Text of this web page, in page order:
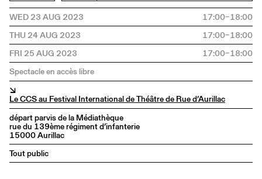
WED 23 AUG 2023
17:00–18:00
THU 24 AUG 2023
17:00–18:00
FRI 25 AUG 2023
17:00–18:00
Spectacle en accès libre
↘
Le CCS au Festival International de Théâtre de Rue d’Aurillac
départ parvis de la Médiathèque
rue du 139ème régiment d’infanterie
15000 Aurillac
Tout public